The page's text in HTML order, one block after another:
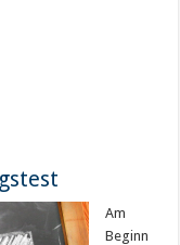
Am
Beginn